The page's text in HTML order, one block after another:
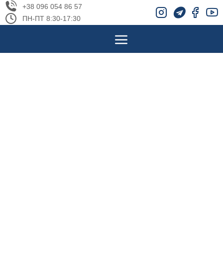
+38 096 054 86 57
ПН-ПТ 8:30-17:30